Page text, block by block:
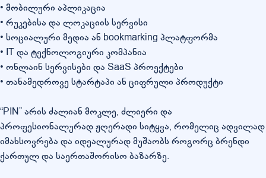
• მობილური აპლიკაცია
• რუკებისა და ლოკაციის სერვისი
• სოციალური მედია ან bookmarking პლატფორმა
• IT და ტექნოლოგიური კომპანია
• ონლაინ სერვისები და SaaS პროექტები
• თანამედროვე სტარტაპი ან ციფრული პროდუქტი
“PIN” არის ძალიან მოკლე, ძლიერი და
პროფესიონალურად ჟღერადი სიტყვა, რომელიც ადვილად
იმახსოვრება და იდეალურად მუშაობს როგორც ბრენდი
ქართულ და საერთაშორისო ბაზარზე.